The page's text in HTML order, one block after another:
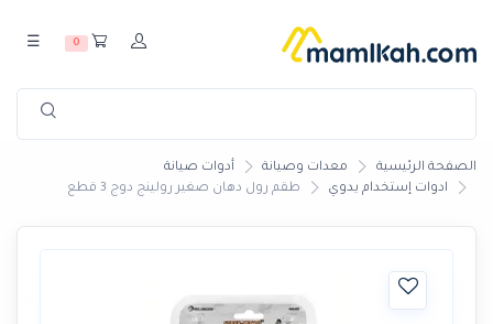
0
☰
الصفحة الرئيسية معدات وصيانة
أدوات صيانة
ادوات إستخدام يدوي
طقم رول دهان صغير رولينج دوج 3 قطع